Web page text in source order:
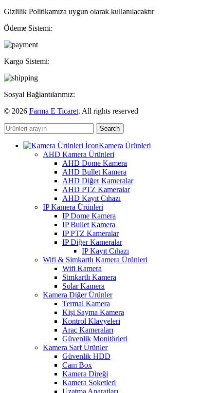
Gizlilik Politikamıza uygun olarak kullanılacaktır
Ödeme Sistemi:
Kargo Sistemi:
Sosyal Bağlantılarımız:
© 2026 Farma E Ticaret. All rights reserved
Search
Kamera Ürünleri
AHD Kamera Ürünleri
AHD Dome Kamera
AHD Bullet Kamera
AHD Diğer Kameralar
AHD PTZ Kameralar
AHD Kayıt Cıhazı
IP Kamera Ürünleri
IP Dome Kamera
IP Bullet Kamera
IP PTZ Kameralar
IP Diğer Kameralar
IP Kayıt Cıhazı
Wifi & Simkartlı Kamera Ürünleri
Wifi Kamera
Simkartlı Kamera
Solar Kamera
Kamera Diğer Ürünler
Termal Kamera
Kişi Sayma Kamera
Kontrol Klavyeleri
Araç Kameraları
Güvenlik Monitörleri
Kamera Sarf Ürünler
Güvenlik HDD
Cam Box
Kamera Direği
Kamera Soketleri
Uzatma Aparatları